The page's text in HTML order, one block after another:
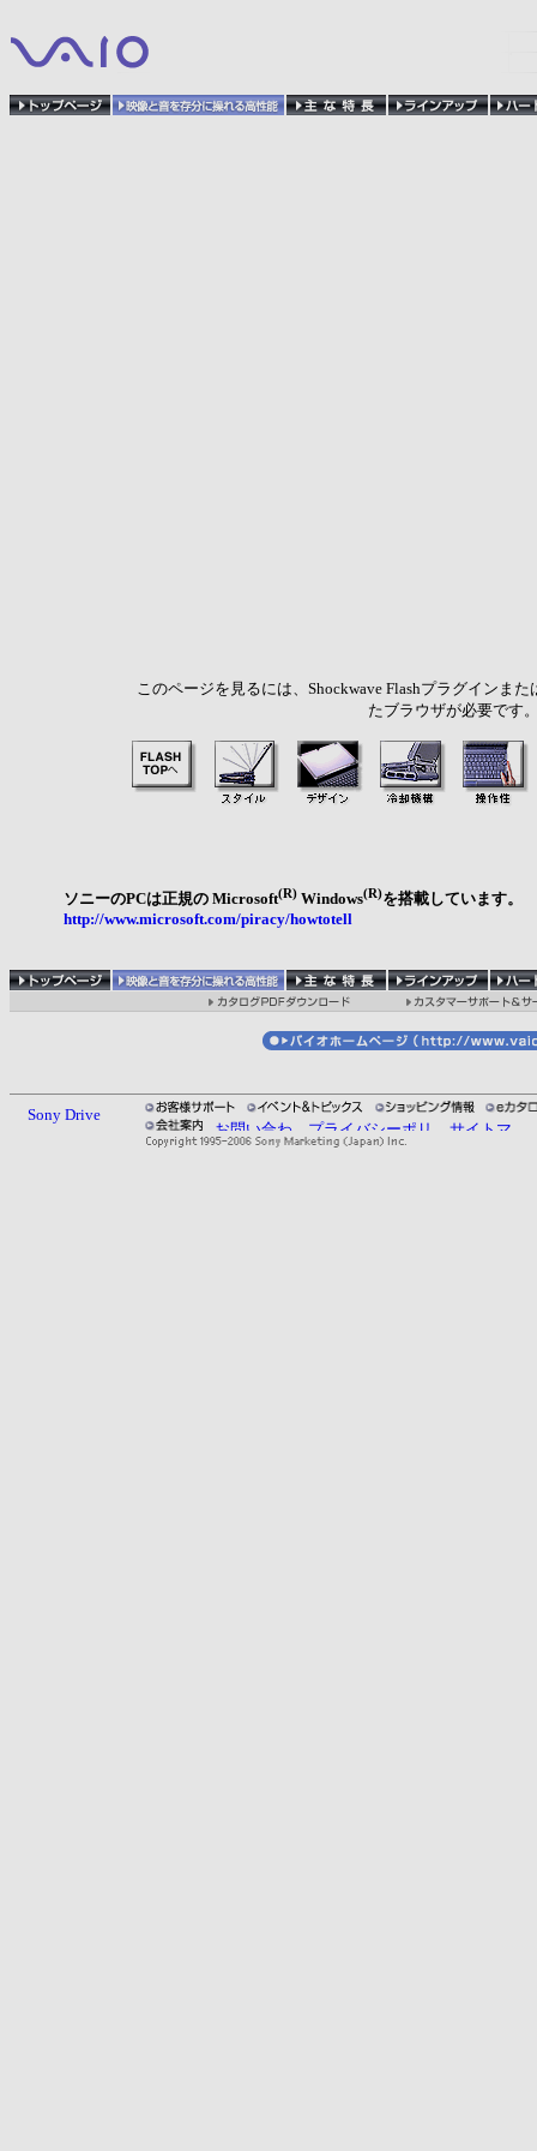
このページを見るには、Shockwave Flashプラグインま
たブラウザが必要です
ソニーのPCは正規の Microsoft(R) Windows(R)を搭載しています。
http://www.microsoft.com/piracy/howtotell